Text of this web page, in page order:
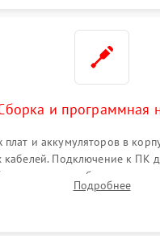
и программная
и аккумуляторов в
кабелей. Подключение к ПК
констант батареи,
AVR и сброса
Подробнее